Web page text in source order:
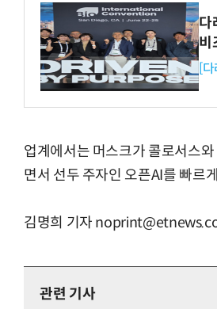
다
비
[
업계에서는 머스크가 콜로서스
면서 선두 주자인 오픈AI를 빠르
김명희 기자
관련 기사